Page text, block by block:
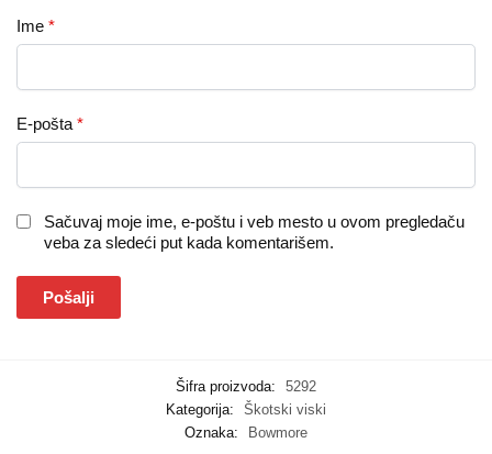
Ime *
E-pošta *
Sačuvaj moje ime, e-poštu i veb mesto u ovom pregledaču
veba za sledeći put kada komentarišem.
Šifra proizvoda:
5292
Kategorija:
Škotski viski
Oznaka:
Bowmore